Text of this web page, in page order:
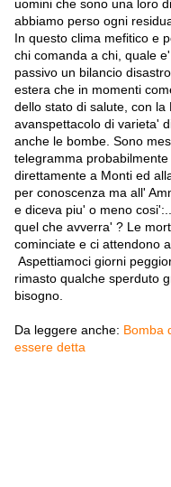
uomini che sono una loro
abbiamo perso ogni
In questo clima mefitico e
chi comanda a chi, quale
passivo un bilancio
estera che in momenti
dello stato di salute, con
avanspettacolo di varieta'
anche le bombe. Sono
telegramma
direttamente a Monti ed
per conoscenza ma all'
e diceva piu' o meno
quel che avverra' ? Le
cominciate e ci attendono
Aspettiamoci giorni
rimasto qualche sperduto
bisogno.
Da leggere anche: Bomba
essere detta